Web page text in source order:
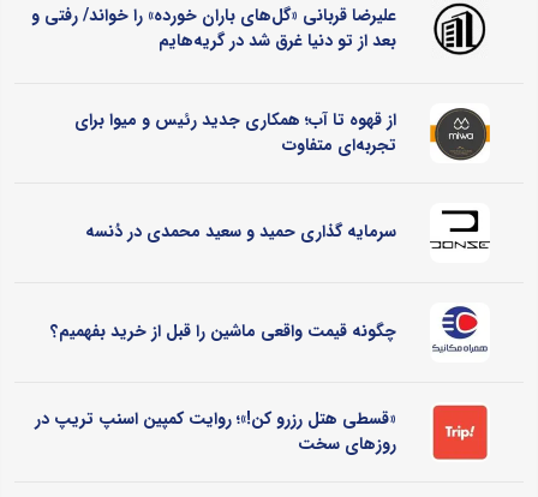
علیرضا قربانی «گل‌های باران خورده» را خواند/ رفتی و
بعد از تو دنیا غرق شد در گریه‌هایم
از قهوه تا آب؛ همکاری جدید رئیس و میوا برای
تجربه‌ای متفاوت
سرمایه گذاری حمید و سعید محمدی در دُنسه
چگونه قیمت واقعی ماشین را قبل از خرید بفهمیم؟
«قسطی هتل رزرو کن!»؛ روایت کمپین اسنپ تریپ در
روزهای سخت